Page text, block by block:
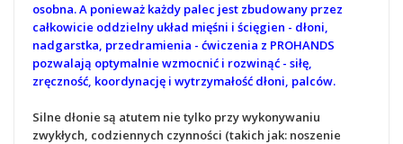
osobna.A ponieważ każdy palec jest zbudowany przez
całkowicie oddzielny układ mięśni i ścięgien - dłoni,
nadgarstka, przedramienia - ćwiczenia z PROHANDS
pozwalają optymalnie wzmocnić i rozwinąć - siłę,
zręczność, koordynację i wytrzymałość dłoni, palców.
Silne dłonie są atutem nie tylko przy wykonywaniu
zwykłych, codziennych czynności (takich jak: noszenie